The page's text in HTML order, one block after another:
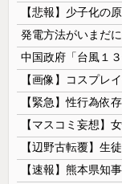
発電方法がいまだ
【緊急】性行為依